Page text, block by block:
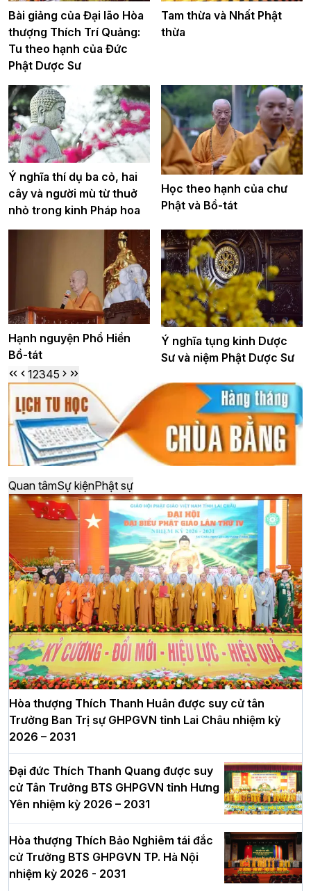
Bài giảng của Đại lão Hòa
thượng Thích Trí Quảng:
Tu theo hạnh của Đức
Phật Dược Sư
Tam thừa và Nhất Phật
thừa
Ý nghĩa thí dụ ba cỏ, hai
cây và người mù từ thuở
nhỏ trong kinh Pháp hoa
Học theo hạnh của chư
Phật và Bồ-tát
Hạnh nguyện Phổ Hiền
Bồ-tát
Ý nghĩa tụng kinh Dược
Sư và niệm Phật Dược Sư
12345
Quan tâmSự kiệnPhật sự
Hòa thượng Thích Thanh Huân được suy cử tân
Trưởng Ban Trị sự GHPGVN tỉnh Lai Châu nhiệm kỳ
2026 – 2031
Đại đức Thích Thanh Quang được suy
cử Tân Trưởng BTS GHPGVN tỉnh Hưng
Yên nhiệm kỳ 2026 – 2031
Hòa thượng Thích Bảo Nghiêm tái đắc
cử Trưởng BTS GHPGVN TP. Hà Nội
nhiệm kỳ 2026 - 2031